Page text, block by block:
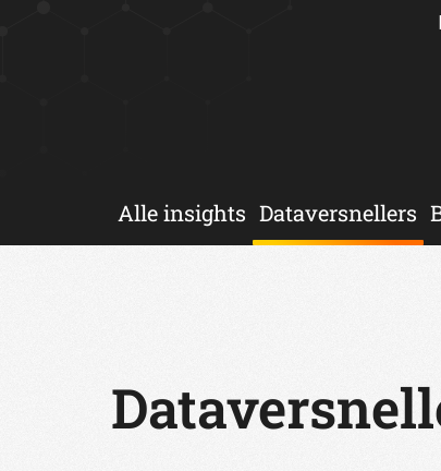
Alle insights Dataversnellers